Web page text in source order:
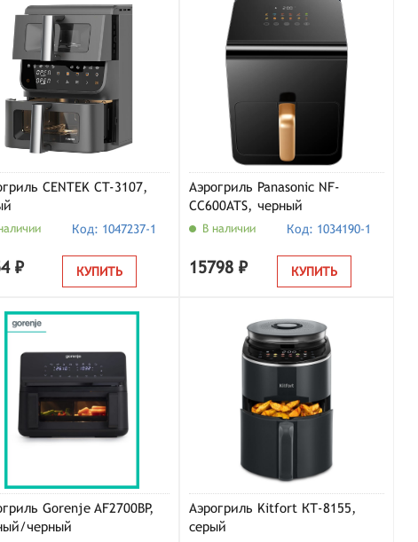
CENTEK CT-3107,
Код: 1047237-1
₽ КУПИТЬ
Аэрогриль Panasonic NF-
CC600ATS, черный
В наличии Код: 1034190-1
15798 ₽ КУПИТЬ
Gorenje AF2700BP,
черный
Аэрогриль Kitfort КТ-8155,
серый